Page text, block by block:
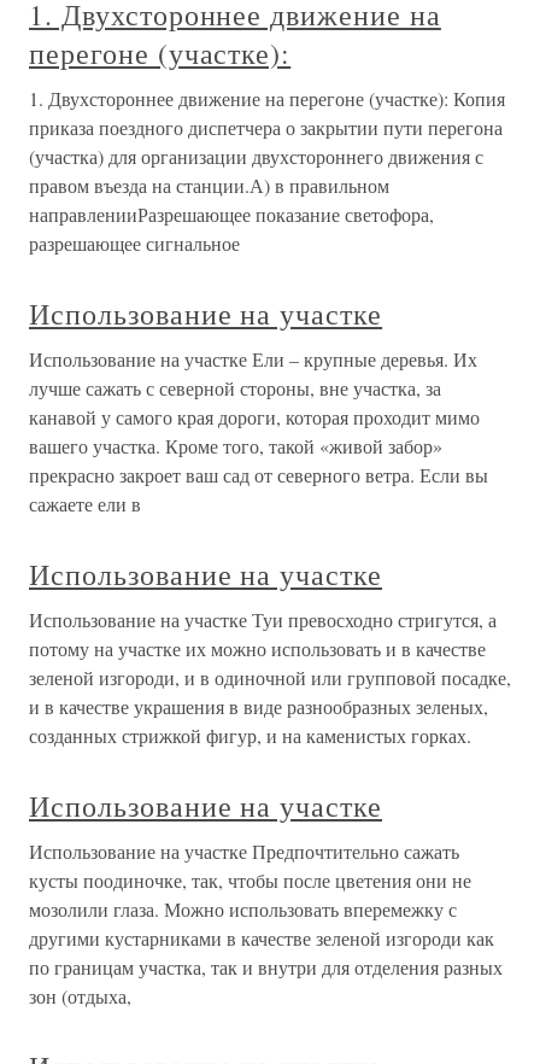
1. Двухстороннее движение на
перегоне (участке):
1. Двухстороннее движение на перегоне (участке): Копия
приказа поездного диспетчера о закрытии пути перегона
(участка) для организации двухстороннего движения с
правом въезда на станции.А) в правильном
направленииРазрешающее показание светофора,
разрешающее сигнальное
Использование на участке
Использование на участке Ели – крупные деревья. Их
лучше сажать с северной стороны, вне участка, за
канавой у самого края дороги, которая проходит мимо
вашего участка. Кроме того, такой «живой забор»
прекрасно закроет ваш сад от северного ветра. Если вы
сажаете ели в
Использование на участке
Использование на участке Туи превосходно стригутся, а
потому на участке их можно использовать и в качестве
зеленой изгороди, и в одиночной или групповой посадке,
и в качестве украшения в виде разнообразных зеленых,
созданных стрижкой фигур, и на каменистых горках.
Использование на участке
Использование на участке Предпочтительно сажать
кусты поодиночке, так, чтобы после цветения они не
мозолили глаза. Можно использовать вперемежку с
другими кустарниками в качестве зеленой изгороди как
по границам участка, так и внутри для отделения разных
зон (отдыха,